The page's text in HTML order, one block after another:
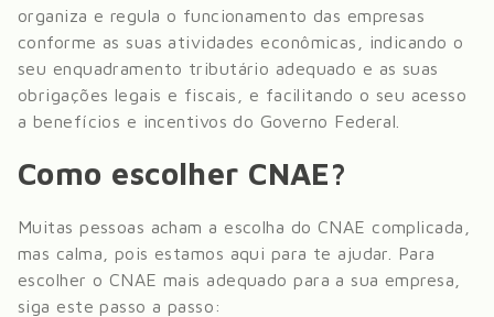
organiza e regula o funcionamento das empresas
conforme as suas atividades econômicas, indicando o
seu enquadramento tributário adequado e as suas
obrigações legais e fiscais, e facilitando o seu acesso
a benefícios e incentivos do Governo Federal.
Como escolher CNAE?
Muitas pessoas acham a escolha do CNAE complicada,
mas calma, pois estamos aqui para te ajudar. Para
escolher o CNAE mais adequado para a sua empresa,
siga este passo a passo: